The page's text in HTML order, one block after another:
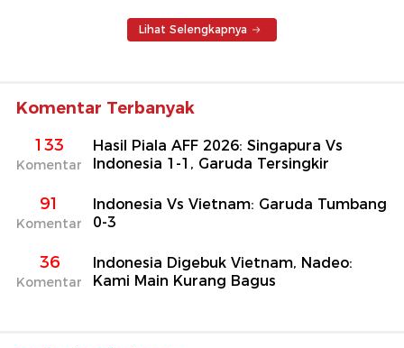
Lihat Selengkapnya
Komentar Terbanyak
133
Komentar
Hasil Piala AFF 2026: Singapura Vs
Indonesia 1-1, Garuda Tersingkir
91
Komentar
Indonesia Vs Vietnam: Garuda Tumbang
0-3
36
Komentar
Indonesia Digebuk Vietnam, Nadeo:
Kami Main Kurang Bagus